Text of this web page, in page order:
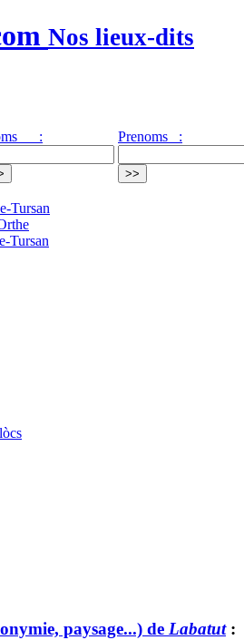
Nos lieux-dits
: Prenoms :
Tursan
Tursan
paysage...) de Labatut: